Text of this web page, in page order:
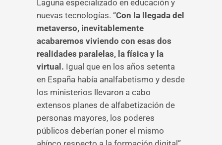
Laguna especializado en educación y
nuevas tecnologías. “Con la llegada del
metaverso, inevitablemente
acabaremos viviendo con esas dos
realidades paralelas, la física y la
virtual. Igual que en los años setenta
en España había analfabetismo y desde
los ministerios llevaron a cabo
extensos planes de alfabetización de
personas mayores, los poderes
públicos deberían poner el mismo